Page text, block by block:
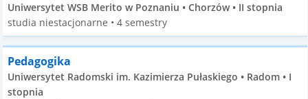
Uniwersytet WSB Merito w Poznaniu • Chorzów • II stopnia
studia niestacjonarne • 4 semestry
Pedagogika
Uniwersytet Radomski im. Kazimierza Pułaskiego • Radom • I
stopnia